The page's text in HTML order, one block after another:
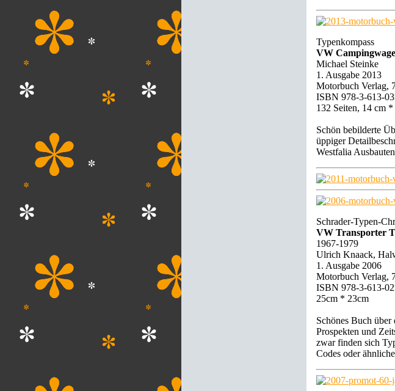
Typenkompass
VW
Michael Steinke
1. Ausgabe 2013
Motorbuch Verlag,
ISBN 978-3-613-
132 Seiten, 14 cm
Schön bebilderte
üppiger
Westfalia
Schrader-Typen-
VW Transporter
1967-1979
Ulrich Knaack,
1. Ausgabe 2006
Motorbuch Verlag,
ISBN 978-3-613-
25cm * 23cm
Schönes Buch
Prospekten und
zwar finden sich
Codes oder